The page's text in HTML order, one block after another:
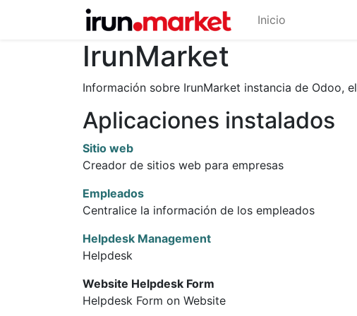
Inicio
IrunMarket
Información sobre IrunMarket instancia de Odoo, el
Aplicaciones instalados
Sitio web
Creador de sitios web para empresas
Empleados
Centralice la información de los empleados
Helpdesk Management
Helpdesk
Website Helpdesk Form
Helpdesk Form on Website